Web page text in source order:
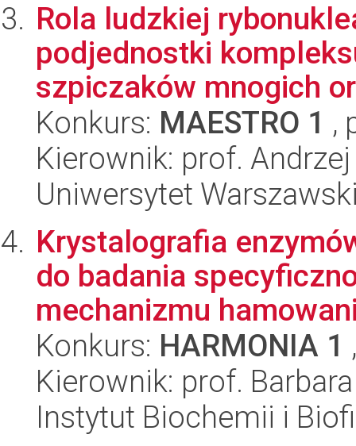
Rola ludzkiej
podjednostki
szpiczaków mnogich
Konkurs: MAESTRO 1 ,
Kierownik: prof.
Uniwersytet
Krystalografia
do badania
mechanizmu
Konkurs: HARMONIA 1
Kierownik: prof.
Instytut Biochemii i